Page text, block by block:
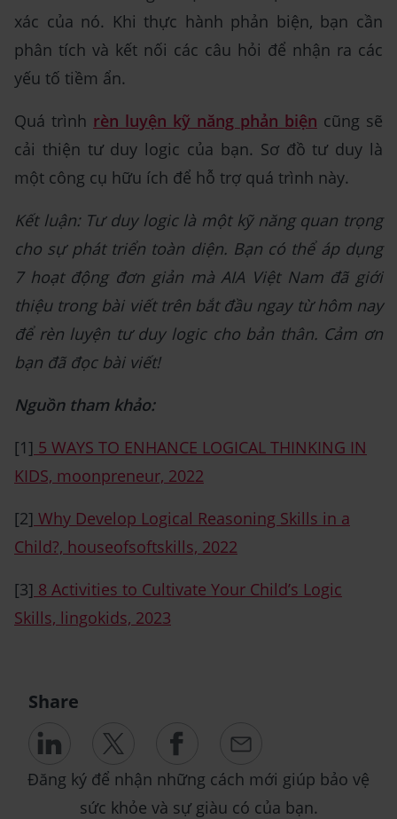
xác của nó. Khi thực hành phản biện, bạn cần
phân tích và kết nối các câu hỏi để nhận ra các
yếu tố tiềm ẩn.
Quá trình rèn luyện kỹ năng phản biện cũng sẽ
cải thiện tư duy logic của bạn. Sơ đồ tư duy là
một công cụ hữu ích để hỗ trợ quá trình này.
Kết luận: Tư duy logic là một kỹ năng quan trọng
cho sự phát triển toàn diện. Bạn có thể áp dụng
7 hoạt động đơn giản mà AIA Việt Nam đã giới
thiệu trong bài viết trên bắt đầu ngay từ hôm nay
để rèn luyện tư duy logic cho bản thân. Cảm ơn
bạn đã đọc bài viết!
Nguồn tham khảo:
[1] 5 WAYS TO ENHANCE LOGICAL THINKING IN
KIDS, moonpreneur, 2022
[2] Why Develop Logical Reasoning Skills in a
Child?, houseofsoftskills, 2022
[3] 8 Activities to Cultivate Your Child’s Logic
Skills, lingokids, 2023
Share
Đăng ký để nhận những cách mới giúp bảo vệ
sức khỏe và sự giàu có của bạn.